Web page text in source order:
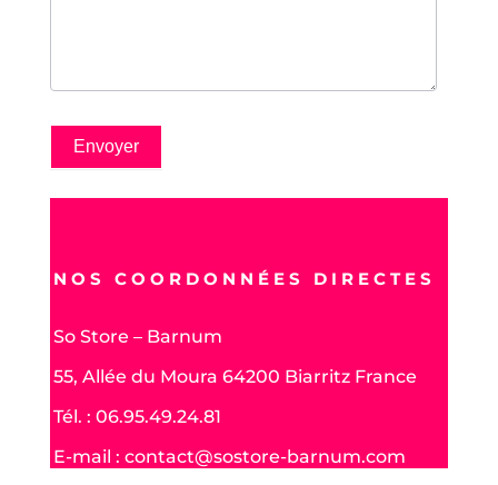
Envoyer
NOS COORDONNÉES DIRECTES
So Store – Barnum
55, Allée du Moura 64200 Biarritz France
Tél. : 06.95.49.24.81
E-mail : contact@sostore-barnum.com